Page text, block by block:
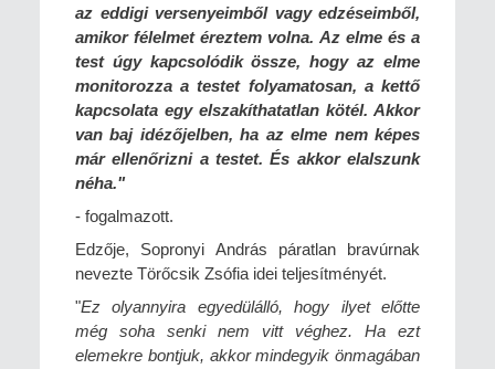
az eddigi versenyeimből vagy edzéseimből,
amikor félelmet éreztem volna. Az elme és a
test úgy kapcsolódik össze, hogy az elme
monitorozza a testet folyamatosan, a kettő
kapcsolata egy elszakíthatatlan kötél. Akkor
van baj idézőjelben, ha az elme nem képes
már ellenőrizni a testet. És akkor elalszunk
néha."
- fogalmazott.
Edzője, Sopronyi András páratlan bravúrnak
nevezte Törőcsik Zsófia idei teljesítményét.
"Ez olyannyira egyedülálló, hogy ilyet előtte
még soha senki nem vitt véghez. Ha ezt
elemekre bontjuk, akkor mindegyik önmagában